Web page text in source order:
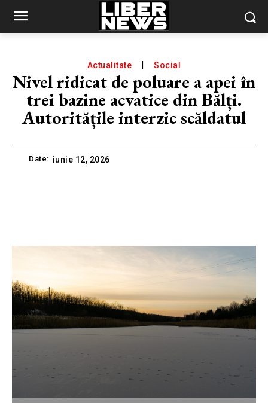
Actualitate Social
Nivel ridicat de poluare a apei în
trei bazine acvatice din Bălți.
Autoritățile interzic scăldatul
Date: iunie 12, 2026